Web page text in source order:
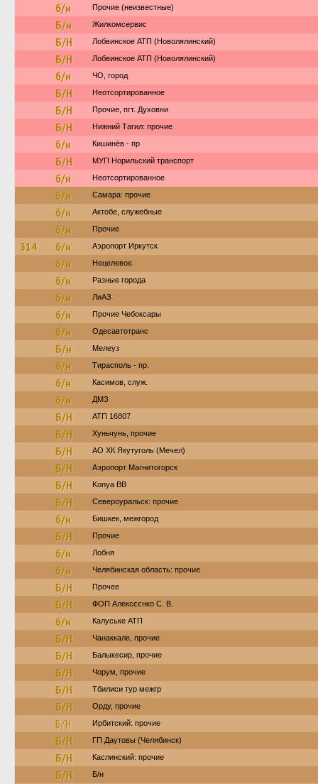
б/н Прочие (неизвестные)
Б/н Жилкомсервис
Б/Н Лобвинское АТП (Новолялинский)
Б/Н Лобвинское АТП (Новолялинский)
б/н ЧО, город
Б/Н Неотсортированное
Б/Н Прочие, пгт. Духовни
Б/Н Нижний Тагил: прочие
б/н Кишинёв - пр
Б/Н МУП Норильский транспорт
б/н Неотсортированное
б/н Самара: прочие
б/н Актобе, служебные
б/н Прочие
314 б/н Аэропорт Иркутск
б/н Нецелевое
б/н Разные города
б/н ЛиАЗ
б/н Прочие Чебоксары
б/н Одесавтотранс
Б/н Мелеуз
б/н Тирасполь - пр.
б/н Касимов, служ.
б/н ДМЗ
Б/Н АТП 16807
Б/Н Хуньчунь, прочие
Б/Н АО ХК Якутуголь (Мечел)
Б/Н Аэропорт Магнитогорск
Б/Н Konya BB
Б/Н Североуральск: прочие
б/н Бишкек, межгород
Б/Н Прочие
б/н Лобня
б/н Челябинская область: прочие
Б/Н Прочее
Б/Н ФОП Алексєєнко С. В.
б/н Калуське АТП
Б/Н Чанаккале, прочие
Б/Н Балыкесир, прочие
Б/Н Чорум, прочие
Б/Н Тбилиси тур межгр
Б/Н Орду, прочие
Б/Н Ирбитский: прочие
Б/Н ГП Даутовы (Челябинск)
Б/Н Каслинский: прочие
Б/Н Б/н